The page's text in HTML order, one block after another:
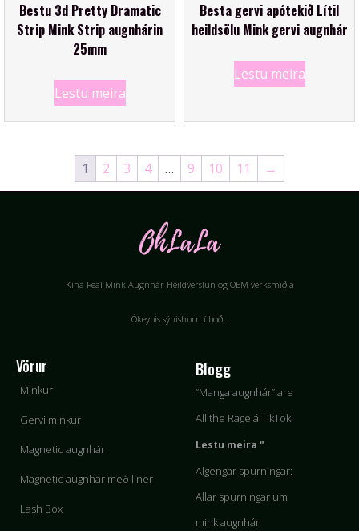
Bestu 3d Pretty Dramatic
Strip Mink Strip augnhárin
25mm
Lestu meira
Besta gervi apótekið Lítil
heildsölu Mink gervi augnhár
Lestu meira
1 2 3 4 … 9 10 11 →
Kína Real Mink Augnhár Heildverslun og OEM verksmiðja
Ókeypis sýnishorn í boði.
Vörur
Minkur
Gervi minkur
Magnetic augnhár
Magnetic augnhár með liner
Lash Box
Blogg
“Manga augnhár” are
All the Rage á TikTok!
Lestu meira "
Algengar spurningar:
Allar spurningar um
mink augnhár